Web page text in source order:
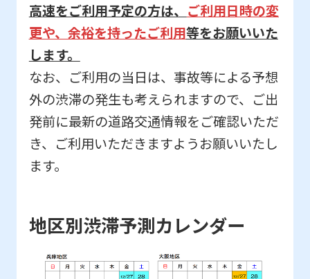
高速をご利用予定の方は、 ご利用日時の変
更や、余裕を持ったご利用等をお願いいた
します。
なお、ご利用の当日は、事故等による予想
外の渋滞の発生も考えられますので、ご出
発前に最新の道路交通情報をご確認いただ
き、ご利用いただきますようお願いいたし
ます。
地区別渋滞予測カレンダー